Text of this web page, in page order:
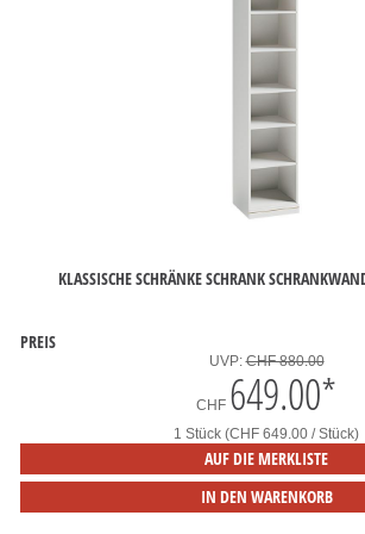
KLASSISCHE SCHRÄNKE SCHRANK
PREIS
UVP:CHF 880.00
CHF 649.00*
1 Stück (CHF 649.00 / Stück)
AUF DIE MERKLISTE
IN DEN WARENKORB